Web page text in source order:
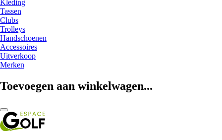
Kleding
Tassen
Clubs
Trolleys
Handschoenen
Accessoires
Uitverkoop
Merken
Toevoegen aan winkelwagen...